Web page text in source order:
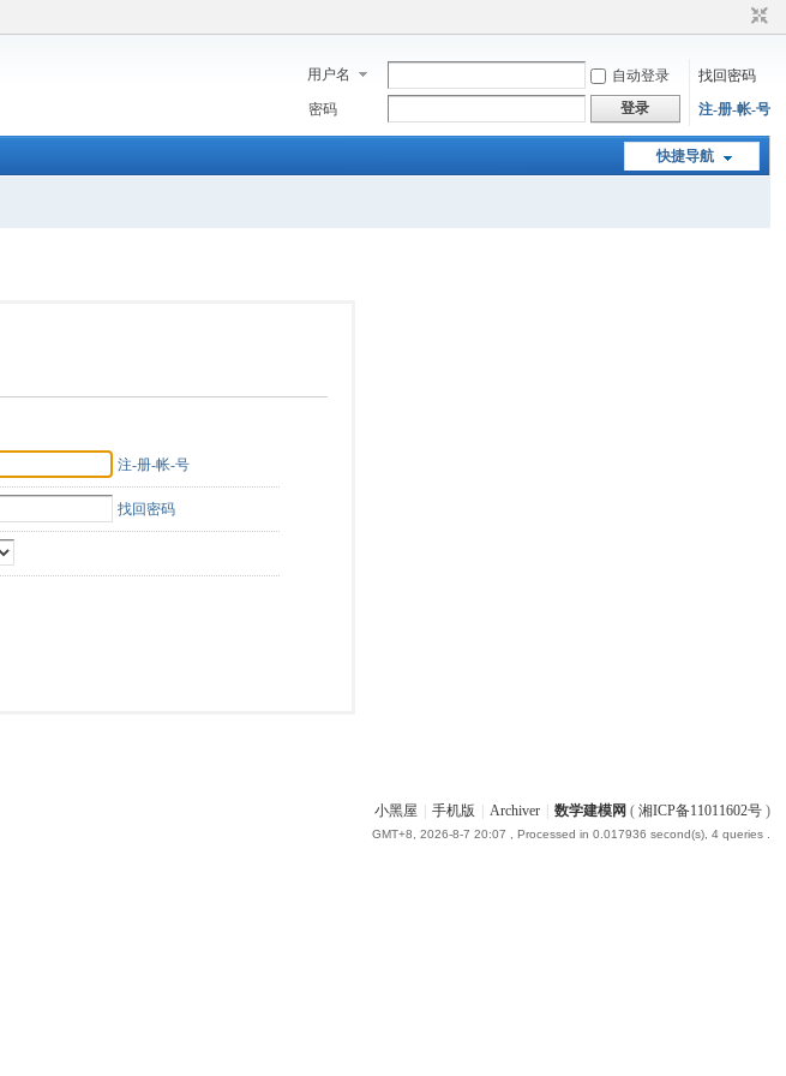
用户名 自动登录
找回密码
密码
登录 注-册-帐-号
快捷导航
注-册-帐-号
找回密码
小黑屋 手机版 Archiver 数学建模网 ( 湘ICP备11011602号)
GMT+8, 2026-8-7 20:07 , Processed in 0.017936 second(s), 4 queries .